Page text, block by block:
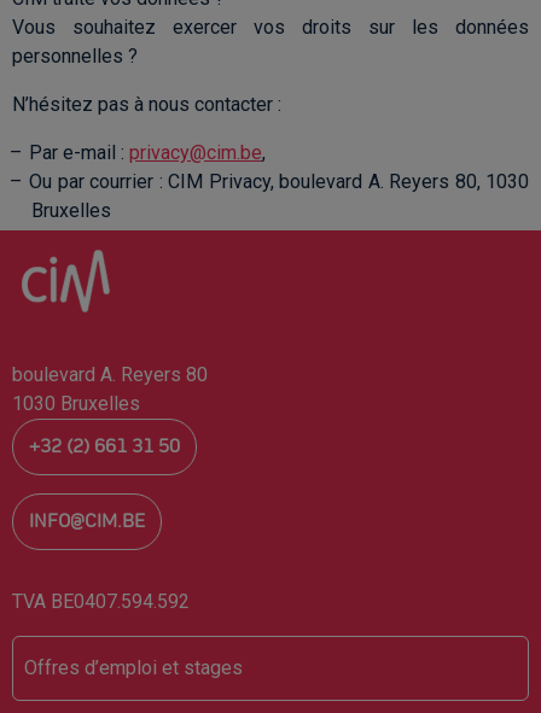
Vous souhaitez exercer vos droits sur les données
personnelles ?
N’hésitez pas à nous contacter :
Par e-mail :privacy@cim.be,
Ou par courrier : CIM Privacy, boulevard A. Reyers 80, 1030
Bruxelles
boulevard A. Reyers 80
1030 Bruxelles
+32 (2) 661 31 50
INFO@CIM.BE
TVA BE0407.594.592
Footer
Offres d’emploi et stages